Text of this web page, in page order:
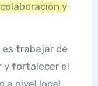
y
trabajar de
y fortalecer el